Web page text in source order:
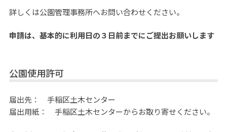
詳しくは公園管理事務所へお問い合わせください。
申請は、基本的に利用日の３日前までにご提出お願いします
公園使用許可
届出先： 手稲区土木センター
届出用紙： 手稲区土木センターからお取り寄せください。